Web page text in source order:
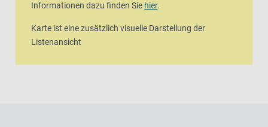
Informationen dazu finden Sie hier.
Karte ist eine zusätzlich visuelle Darstellung der
Listenansicht